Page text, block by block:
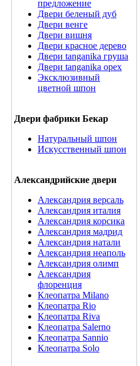
предложение
Двери беленый дуб
Двери венге
Двери вишня
Двери красное дерево
Двери tanganika груша
Двери tanganika oрех
Эксклюзивный
цветной шпон
Двери фабрики Бекар
Натуральный шпон
Искусственный шпон
Александрийские двери
Александрия версаль
Александрия италия
Александрия корсика
Александрия мадрид
Александрия натали
Александрия неаполь
Александрия олимп
Александрия
флоренция
Клеопатра Milano
Клеопатра Rio
Клеопатра Riva
Клеопатра Salerno
Клеопатра Sannio
Клеопатра Solo